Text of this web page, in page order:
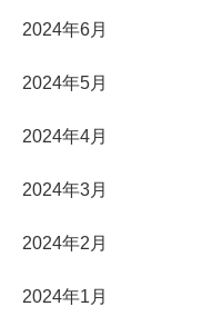
2024年6月
2024年5月
2024年4月
2024年3月
2024年2月
2024年1月